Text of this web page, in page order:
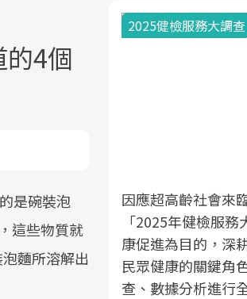
4個
是碗裝泡
這些物質就
麵所溶解出
灣正在快速
。隨著國家
會」與「長
」已成全民
驗「一站式
驗到運動，
變化」出
受的對話，
引導實際的
找到過去、
解身體的變
2025健檢服務大調查
因應超高齡社會來
「2025年健檢服
康促進為目的，深
民眾健康的關鍵角
查、數據分析進行